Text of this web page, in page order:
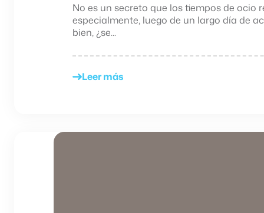
No es un secreto que los tiempos de
especialmente, luego de un largo día de
bien, ¿se...
Leer más